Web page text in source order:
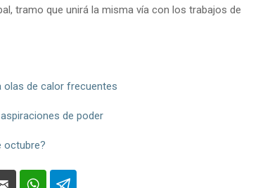
tramo que unirá la misma vía con los trabajos de
olas de calor frecuentes
de poder
octubre?